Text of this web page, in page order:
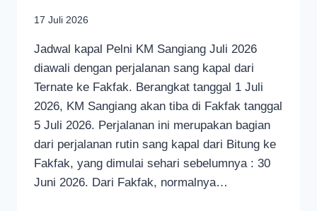
17 Juli 2026
Jadwal kapal Pelni KM Sangiang Juli 2026
diawali dengan perjalanan sang kapal dari
Ternate ke Fakfak. Berangkat tanggal 1 Juli
2026, KM Sangiang akan tiba di Fakfak tanggal
5 Juli 2026. Perjalanan ini merupakan bagian
dari perjalanan rutin sang kapal dari Bitung ke
Fakfak, yang dimulai sehari sebelumnya : 30
Juni 2026. Dari Fakfak, normalnya…